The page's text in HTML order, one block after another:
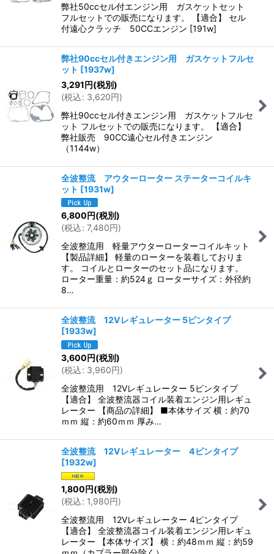
弊社50ccセル付エンジン用 ガスケットセット
フルセットでの販売になります。 【適合】 セル
付遠心クラッチ 50CCエンジン [191w]
弊社90ccセル付きエンジン用 ガスケットフルセ
ット [1937w]
3,291円(税別)
(税込: 3,620円)
弊社90ccセル付きエンジン用 ガスケットフルセ
ット フルセットでの販売になります。 【適合】
弊社販売 90CC遠心セル付きエンジン
（1144w）
全波整流 アウターローター ステーターコイルキ
ット [1931w]
6,800円(税別)
(税込: 7,480円)
全波整流用 軽量アウターローターコイルキット
【製品詳細】 軽量のローターを装着しておりま
す。 コイルとローターのセット品になります。
ローター重量：約524ｇ ローターサイズ：外径約
8…
全波整流 12Vレギュレーター 5ピンタイプ
[1933w]
3,600円(税別)
(税込: 3,960円)
全波整流用 12Vレギュレーター 5ピンタイプ
【適合】 全波整流器コイル装着エンジン用レギュ
レーター 【商品の詳細】 ■本体サイズ 横：約70
ｍｍ 縦：約60ｍｍ 厚み…
全波整流 12Vレギュレーター 4ピンタイプ
[1932w]
1,800円(税別)
(税込: 1,980円)
全波整流用 12Vレギュレーター 4ピンタイプ
【適合】 全波整流器コイル装着エンジン用レギュ
レーター 【本体サイズ】 横：約48ｍｍ 縦：約59